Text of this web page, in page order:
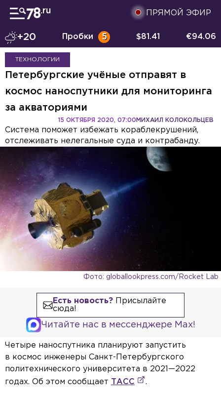
ПРЯМОЙ ЭФИР
+20 Пробки 5 $81.41 €94.06
ТЕХНОЛОГИИ
Петербургские учёные отправят в
космос наноспутники для мониторинга
за акваториями
МИХАИЛ КОЛОКОЛЬЦЕВ
15 ОКТЯБРЯ 2020, 07:00
Система поможет избежать кораблекрушений,
отслеживать нелегальные суда и контрабанду.
Фото: globallookpress.com/Rocket Lab
Есть новость?Присылайте
сюда!
Читайте нас в мессенджере Max!
Четыре наноспутника планируют запустить
в космос инженеры Санкт-Петербургского
политехнического университета в 2021—2022
годах. Об этом сообщает
ТАСС .